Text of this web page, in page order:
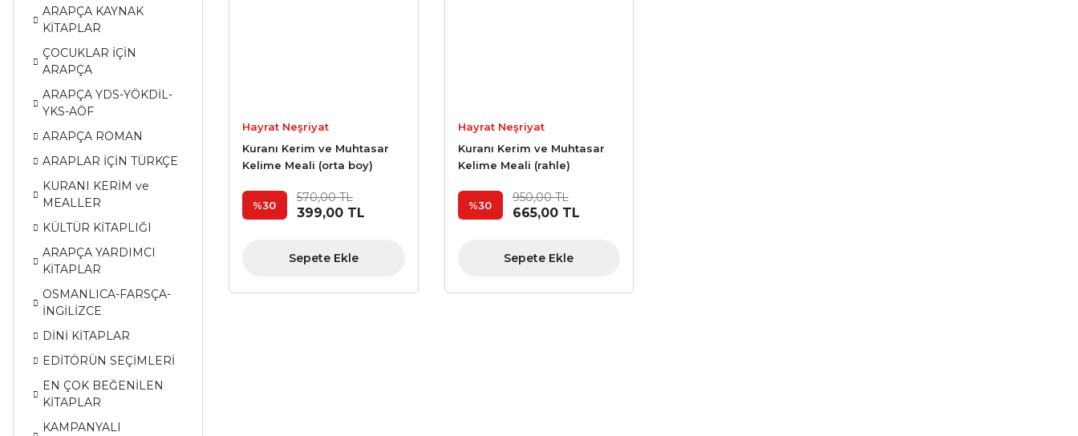
ARAPÇA KAYNAK
KİTAPLAR
ÇOCUKLAR İÇİN
ARAPÇA
ARAPÇA YDS-YÖKDİL-
YKS-AÖF
ARAPÇA ROMAN
ARAPLAR İÇİN TÜRKÇE
KURANI KERİM ve
MEALLER
KÜLTÜR KİTAPLIĞI
ARAPÇA YARDIMCI
KİTAPLAR
OSMANLICA-FARSÇA-
İNGİLİZCE
DİNİ KİTAPLAR
EDİTÖRÜN SEÇİMLERİ
EN ÇOK BEĞENİLEN
KİTAPLAR
KAMPANYALI
Hayrat Neşriyat
Kuranı Kerim ve Muhtasar
Kelime Meali (orta boy)
%30
570,00 TL
399,00 TL
Sepete Ekle
Hayrat Neşriyat
Kuranı Kerim ve Muhtasar
Kelime Meali (rahle)
%30
950,00 TL
665,00 TL
Sepete Ekle